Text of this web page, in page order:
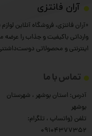
​آران فانتزی
«آران فانتزی، فروشگاه آنلاین
وارداتی باکیفیت و جذاب را
اینترنتی و محصولاتی
تماس با ما
آدرس: استان بوشهر ، شهرستان
بوشهر
تلفن (واتساپ ، تلگرام:
۰9104377352